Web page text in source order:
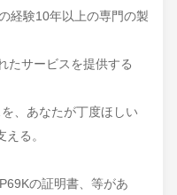
経験10年以上の専門の製
たサービスを提供する
、あなたが丁度ほしい
る。
の証明書、等があ